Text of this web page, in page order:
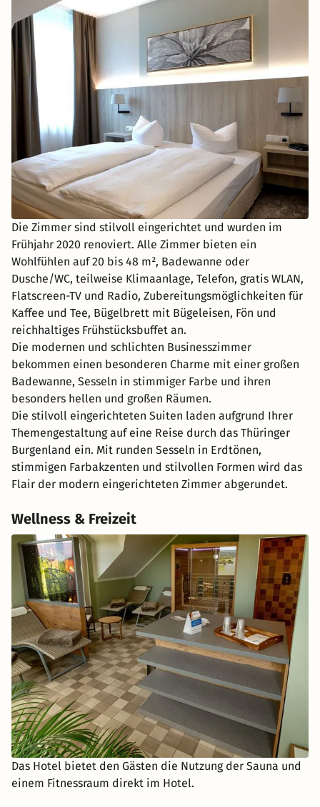
Die Zimmer sind stilvoll eingerichtet und wurden im
Frühjahr 2020 renoviert. Alle Zimmer bieten ein
Wohlfühlen auf 20 bis 48 m², Badewanne oder
Dusche/WC, teilweise Klimaanlage, Telefon, gratis WLAN,
Flatscreen-TV und Radio, Zubereitungsmöglichkeiten für
Kaffee und Tee, Bügelbrett mit Bügeleisen, Fön und
reichhaltiges Frühstücksbuffet an.
Die modernen und schlichten Businesszimmer
bekommen einen besonderen Charme mit einer großen
Badewanne, Sesseln in stimmiger Farbe und ihren
besonders hellen und großen Räumen.
Die stilvoll eingerichteten Suiten laden aufgrund Ihrer
Themengestaltung auf eine Reise durch das Thüringer
Burgenland ein. Mit runden Sesseln in Erdtönen,
stimmigen Farbakzenten und stilvollen Formen wird das
Flair der modern eingerichteten Zimmer abgerundet.
Wellness & Freizeit
Das Hotel bietet den Gästen die Nutzung der Sauna und
einem Fitnessraum direkt im Hotel.